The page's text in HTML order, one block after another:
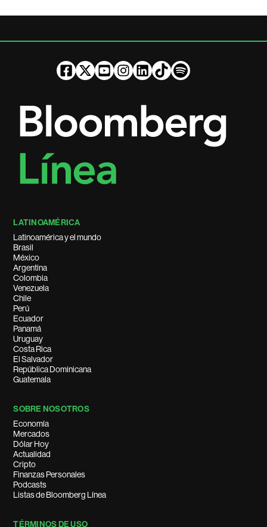
LATINOAMÉRICA
Latinoamérica y el mundo
Brasil
México
Argentina
Colombia
Venezuela
Chile
Perú
Ecuador
Panamá
Uruguay
Costa Rica
El Salvador
República Dominicana
Guatemala
SOBRE NOSOTROS
Economía
Mercados
Dólar Hoy
Actualidad
Cripto
Finanzas Personales
Podcasts
Listas de Bloomberg Línea
TÉRMINOS DE USO